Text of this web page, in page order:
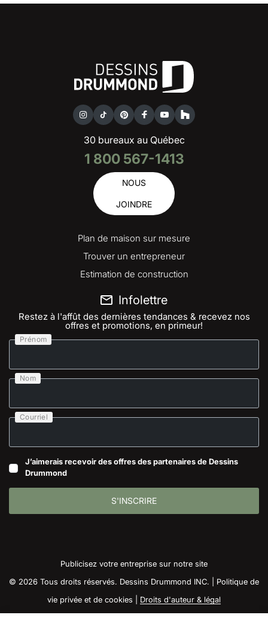
30 bureaux au Québec
1 800 567-1413
NOUS
JOINDRE
Plan de maison sur mesure
Trouver un entrepreneur
Estimation de construction
Infolettre
Restez à l'affût des dernières tendances & recevez nos
offres et promotions, en primeur!
Prénom
Nom
Courriel
J’aimerais recevoir des offres des partenaires de Dessins
Drummond
S'INSCRIRE
Publicisez votre entreprise sur notre site
© 2026 Tous droits réservés. Dessins Drummond INC. | Politique de
vie privée et de cookies
Droits d'auteur & légal